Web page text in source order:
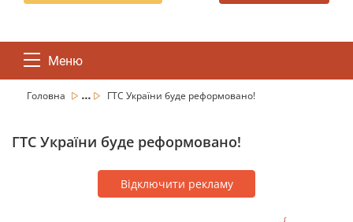
Меню
Головна ... ГТС України буде реформовано!
ГТС України буде реформовано!
Відключити рекламу